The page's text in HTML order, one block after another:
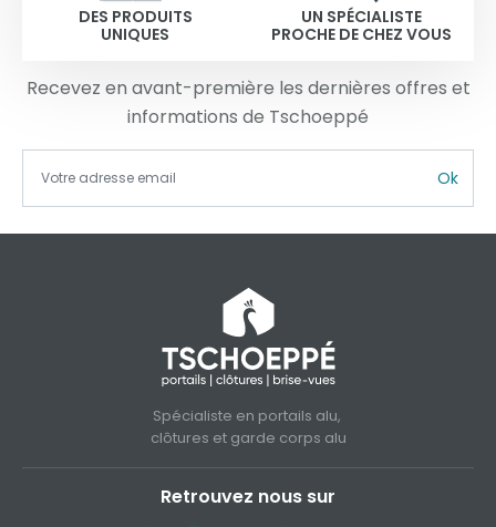
DES PRODUITS
UNIQUES
UN SPÉCIALISTE
PROCHE DE CHEZ VOUS
Recevez en avant-première les dernières offres et
informations de Tschoeppé
Ok
Spécialiste en portails alu,
clôtures et garde corps alu
Retrouvez nous sur